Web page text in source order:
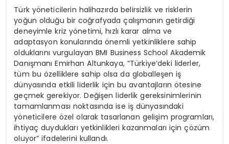
Türk yöneticilerin halihazırda belirsizlik ve risklerin
yoğun olduğu bir coğrafyada çalışmanın getirdiği
deneyimle kriz yönetimi, hızlı karar alma ve
adaptasyon konularında önemli yetkinliklere sahip
olduklarını vurgulayan BMI Business School Akademik
Danışmanı Emirhan Altunkaya, “Türkiye’deki liderler,
tüm bu özelliklere sahip olsa da globalleşen iş
dünyasında etkili liderlik için bu avantajların ötesine
geçmek gerekiyor. Değişen liderlik gereksinimlerinin
tamamlanması noktasında ise iş dünyasındaki
yöneticilere özel olarak tasarlanan gelişim programları,
ihtiyaç duydukları yetkinlikleri kazanmaları için çözüm
oluyor” ifadelerini kullandı.